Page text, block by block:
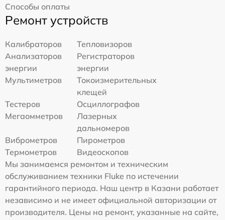
Способы оплаты
Ремонт устройств
Калибраторов
Тепловизоров
Анализаторов
энергии
Регистраторов
энергии
Мультиметров
Токоизмерительных
клещей
Тестеров
Осциллографов
Мегаомметров
Лазерных
дальномеров
Виброметров
Пирометров
Термометров
Видеоскопов
Мы занимаемся ремонтом и техническим
обслуживанием техники Fluke по истечении
гарантийного периода. Наш центр в Казани работает
независимо и не имеет официальной авторизации от
производителя. Цены на ремонт, указанные на сайте,